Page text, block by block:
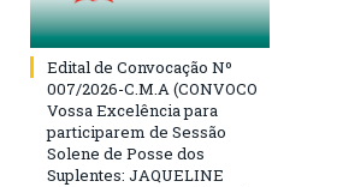
Edital de Convocação Nº
007/2026-C.M.A (CONVOCO
Vossa Excelência para
participarem de Sessão
Solene de Posse dos
Suplentes: JAQUELINE